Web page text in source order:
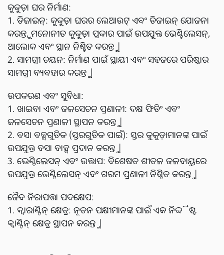
କୁକୁଡ଼ା ଘର ନିର୍ମାଣ:
1. ଡିଜାଇନ୍: କୁକୁଡ଼ା ଘରର ଲେଆଉଟ୍ ଏବଂ ଡିଜାଇନ୍ ଯୋଜନା
କରନ୍ତୁ, ମନୋନୀତ କୁକୁଡ଼ା ପ୍ରକାର ପାଇଁ ଉପଯୁକ୍ତ ଭେଣ୍ଟିଲେସନ୍,
ଆଲୋକ ଏବଂ ସ୍ଥାନ ନିଶ୍ଚିତ କରନ୍ତୁ |
2. ସାମଗ୍ରୀ ଚୟନ: ନିର୍ମାଣ ପାଇଁ ସ୍ଥାୟୀ ଏବଂ ସହଜରେ ପରିଷ୍କାର
ସାମଗ୍ରୀ ବ୍ୟବହାର କରନ୍ତୁ |
ଉପକରଣ ଏବଂ ସୁବିଧା:
1. ଖାଇବା ଏବଂ ଜଳସେଚନ ପ୍ରଣାଳୀ: ଦକ୍ଷ ଫିଡିଂ ଏବଂ
ଜଳସେଚନ ପ୍ରଣାଳୀ ସ୍ଥାପନ କରନ୍ତୁ |
2. ବସା ବକ୍ସଗୁଡିକ (ସ୍ତରଗୁଡିକ ପାଇଁ): ସ୍ତର କୁକୁଡ଼ାମାନଙ୍କ ପାଇଁ
ଉପଯୁକ୍ତ ବସା ବାକ୍ସ ପ୍ରଦାନ କରନ୍ତୁ |
3. ଭେଣ୍ଟିଲେସନ୍ ଏବଂ ଉତ୍ତାପ: ବିଶେଷତ ଶୀତଳ ଜଳବାୟୁରେ
ଉପଯୁକ୍ତ ଭେଣ୍ଟିଲେସନ୍ ଏବଂ ଗରମ ପ୍ରଣାଳୀ ନିଶ୍ଚିତ କରନ୍ତୁ |
ଜୈବ ନିରାପତ୍ତା ପଦକ୍ଷେପ:
1. କ୍ୱାରାଣ୍ଟିନ୍ କ୍ଷେତ୍ର: ନୂତନ ପକ୍ଷୀମାନଙ୍କ ପାଇଁ ଏକ ନିର୍ଦ୍ଦିଷ୍ଟ
କ୍ୱାଣ୍ଟିନ୍ କ୍ଷେତ୍ର ସ୍ଥାପନ କରନ୍ତୁ |